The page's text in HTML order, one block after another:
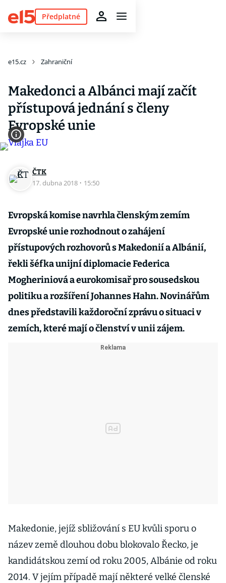
Předplatné
e15.cz Zahraniční
Makedonci a Albánci mají začít
přístupová jednání s členy
Evropské unie
ČTK
17. dubna 2018 · 15:50
Evropská komise navrhla členským zemím
Evropské unie rozhodnout o zahájení
přístupových rozhovorů s Makedonií a Albánií,
řekli šéfka unijní diplomacie Federica
Mogheriniová a eurokomisař pro sousedskou
politiku a rozšíření Johannes Hahn. Novinářům
dnes představili každoroční zprávu o situaci v
zemích, které mají o členství v unii zájem.
Makedonie, jejíž sbližování s EU kvůli sporu o
název země dlouhou dobu blokovalo Řecko, je
kandidátskou zemí od roku 2005, Albánie od roku
2014. V jejím případě mají některé velké členské